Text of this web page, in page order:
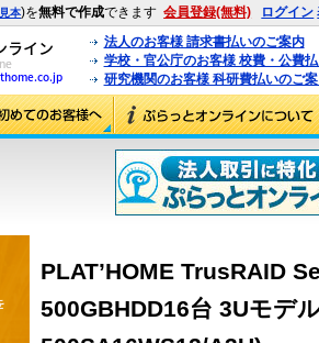
見本)を無料で作成できます 会員登録(無料) ログイン
法人のお客様 請求書払いのご案内
学校・官公庁のお客様 校費・公費
研究機関のお客様 科研費払いのご
PLAT’HOME TrusRAID
500GBHDD16台 3Uモデ